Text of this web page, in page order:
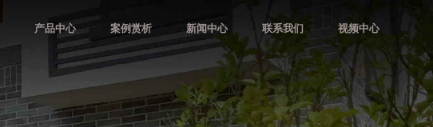
产品中心 案例赏析 新闻中心 联系我们 视频中心